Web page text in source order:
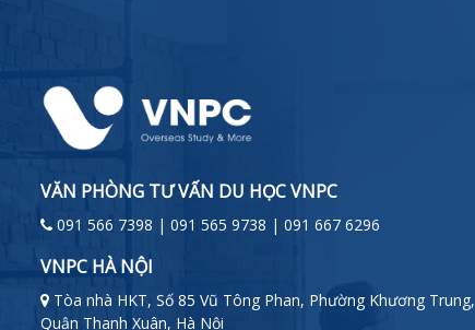
VĂN PHÒNG TƯ VẤN DU HỌC VNPC
091 566 7398 | 091 565 9738 | 091 667 6296
VNPC HÀ NỘI
Tòa nhà HKT, Số 85 Vũ Tông Phan, Phường Khương Trung,
Quận Thanh Xuân, Hà Nội